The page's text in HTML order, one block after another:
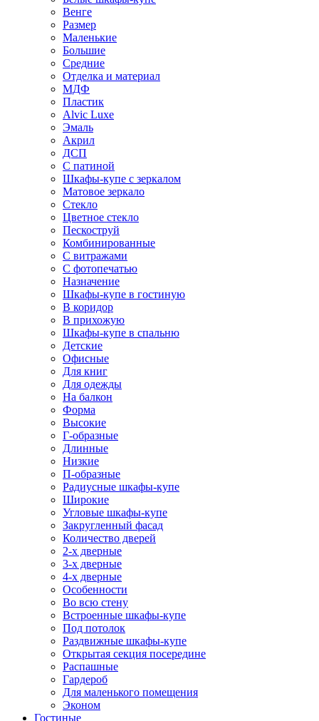
Венге
Размер
Маленькие
Большие
Средние
Отделка и материал
МДФ
Пластик
Alvic Luxe
Эмаль
Акрил
ДСП
С патиной
Шкафы-купе с зеркалом
Матовое зеркало
Стекло
Цветное стекло
Пескоструй
Комбинированные
С витражами
С фотопечатью
Назначение
Шкафы-купе в гостиную
В коридор
В прихожую
Шкафы-купе в спальню
Детские
Офисные
Для книг
Для одежды
На балкон
Форма
Высокие
Г-образные
Длинные
Низкие
П-образные
Радиусные шкафы-купе
Широкие
Угловые шкафы-купе
Закругленный фасад
Количество дверей
2-х дверные
3-х дверные
4-х дверные
Особенности
Во всю стену
Встроенные шкафы-купе
Под потолок
Раздвижные шкафы-купе
Открытая секция посередине
Распашные
Гардероб
Для маленького помещения
Эконом
Гостиные